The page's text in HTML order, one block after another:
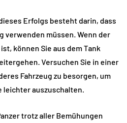
Erfolgs besteht darin, dass
verwenden müssen. Wenn der
können Sie aus dem Tank
Versuchen Sie in einer
Fahrzeug zu besorgen, um
leichter auszuschalten.
trotz aller Bemühungen